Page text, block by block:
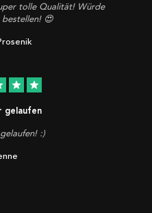
tolle Qualität! Würde
😍
star star
gelaufen
:)